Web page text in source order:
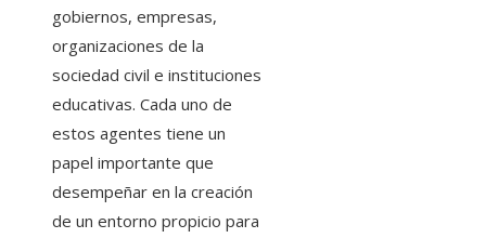
gobiernos, empresas,
organizaciones de la
sociedad civil e instituciones
educativas. Cada uno de
estos agentes tiene un
papel importante que
desempeñar en la creación
de un entorno propicio para